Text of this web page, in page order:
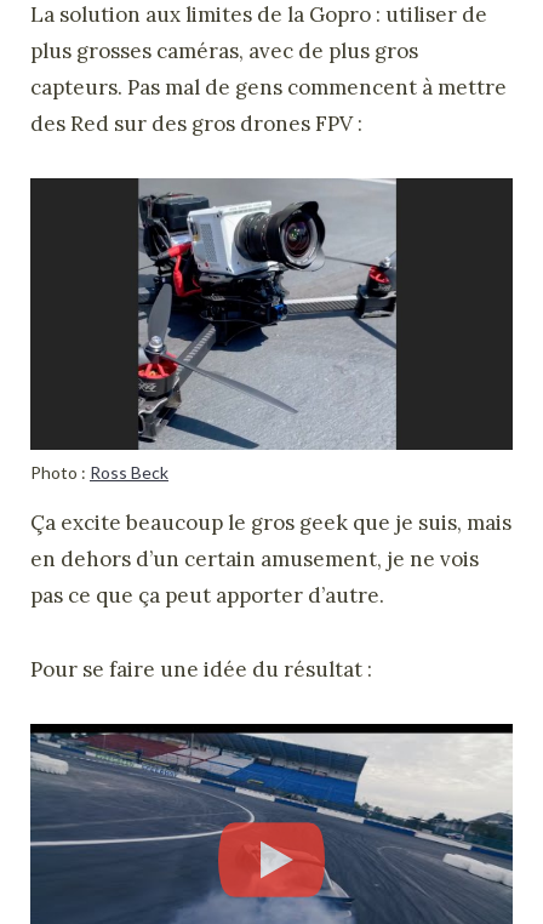
La solution aux limites de la Gopro : utiliser de
plus grosses caméras, avec de plus gros
capteurs. Pas mal de gens commencent à mettre
des Red sur des gros drones FPV :
Photo : Ross Beck
Ça excite beaucoup le gros geek que je suis, mais
en dehors d’un certain amusement, je ne vois
pas ce que ça peut apporter d’autre.
Pour se faire une idée du résultat :